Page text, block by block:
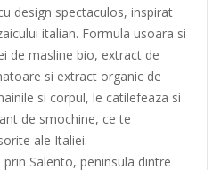
design spectaculos, inspirat
italian. Formula usoara si
de masline bio, extract de
si extract organic de
si corpul, le catilefeaza si
de smochine, ce te
ale Italiei.
Salento, peninsula dintre